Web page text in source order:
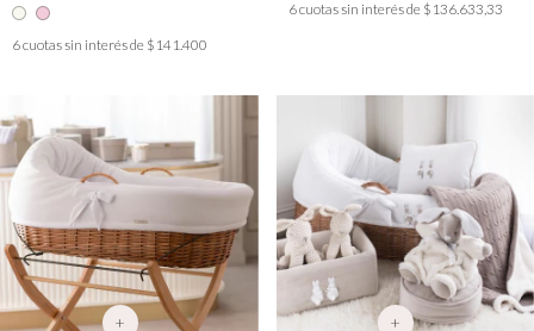
6cuotas sin interés de $141.400
6cuotas sin interés de $136.633,33
+ +